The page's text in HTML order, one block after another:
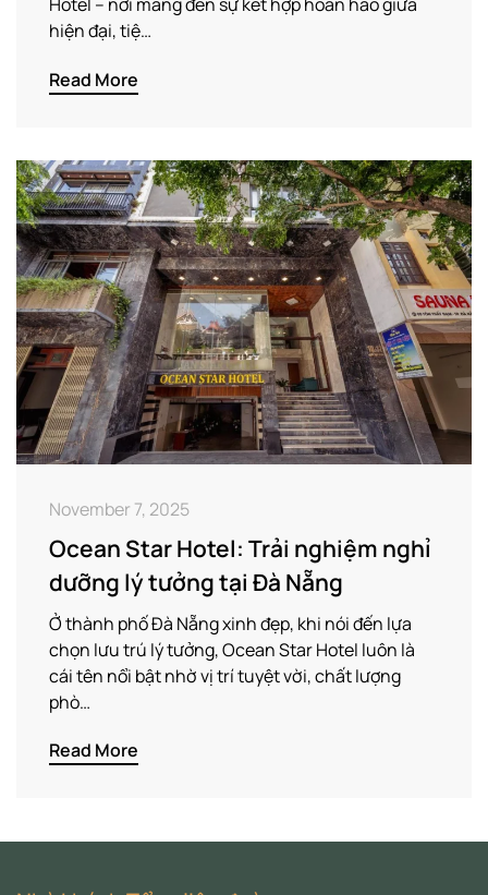
hiện đại, tiệ…
Read More
November 7, 2025
Ocean Star Hotel: Trải nghiệm nghỉ
dưỡng lý tưởng tại Đà Nẵng
Ở thành phố Đà Nẵng xinh đẹp, khi nói đến lựa
chọn lưu trú lý tưởng, Ocean Star Hotel luôn là
cái tên nổi bật nhờ vị trí tuyệt vời, chất lượng
phò…
Read More